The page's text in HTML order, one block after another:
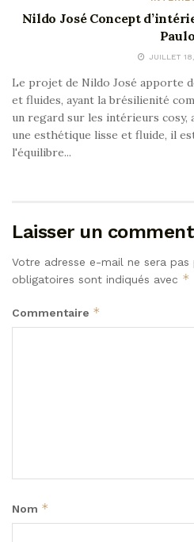
Nildo José Concept
Paulo
JUILLET
Le projet de Nildo José apporte
et fluides, ayant la brésilienité
un regard sur les intérieurs cosy,
une esthétique lisse et fluide, il
l'équilibre...
Laisser un
Votre adresse e-mail ne sera pas
obligatoires sont indiqués avec *
Commentaire *
Nom *